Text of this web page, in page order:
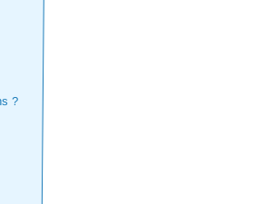
?